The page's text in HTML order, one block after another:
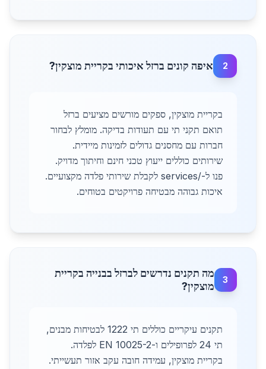
2 איפה קונים ברזל איכותי בקריית מוצקין?
בקריית מוצקין, ספקים מורשים מציעים ברזל
תואם תקני תי עם תעודות בדיקה. מומלץ לבחור
חברות עם מחסנים גדולים לזמינות מיידית.
שירותים כוללים ייעוץ טכני חינם וחיתוך מדויק.
פנו ל-/services לקבלת שירותי פלדה מקצועיים.
איכות גבוהה מבטיחה פרויקטים בטוחים.
3
מה תקנים נדרשים לברזל בבנייה בקריית
מוצקין?
תקנים עיקריים כוללים תי 1222 לבטיחות מבנים,
תי 24 לפרופילים ו-EN 10025-2 לפלדה.
בקריית מוצקין, עמידה חובה עקב אזור תעשייתי.